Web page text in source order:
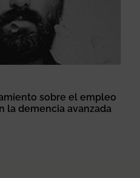
sobre el empleo
la demencia avanzada